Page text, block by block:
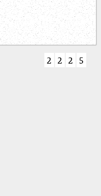
2 2 2 5